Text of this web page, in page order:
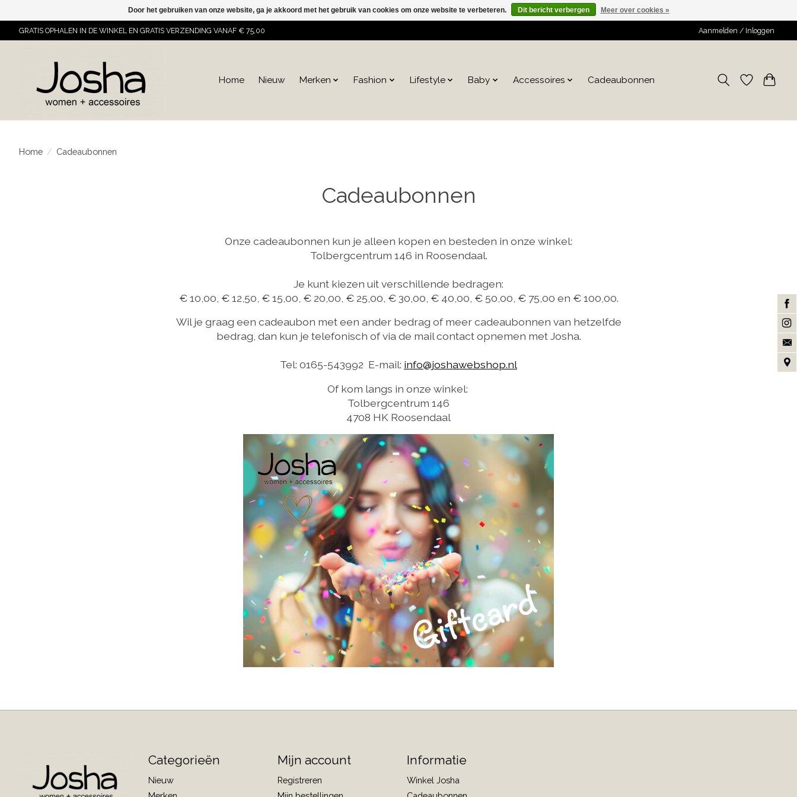
GRATIS OPHALEN IN DE WINKEL EN GRATIS VERZENDING VANAF € 75,00 Aanmelden / Inloggen
Home Nieuw Merken Fashion Lifestyle Baby Accessoires Cadeaubonnen
Home / Cadeaubonnen
Cadeaubonnen
Onze cadeaubonnen kun je alleen kopen en besteden in onze winkel:
Tolbergcentrum 146 in Roosendaal.
Je kunt kiezen uit verschillende bedragen:
€ 10,00, € 12,50, € 15,00, € 20,00, € 25,00, € 30,00, € 40,00, € 50,00, € 75,00 en € 100,00.
Wil je graag een cadeaubon met een ander bedrag of meer cadeaubonnen van hetzelfde
bedrag, dan kun je telefonisch of via de mail contact opnemen met Josha.
Tel: 0165-543992 E-mail: info@joshawebshop.nl
Of kom langs in onze winkel:
Tolbergcentrum 146
4708 HK Roosendaal
Categorieën
Nieuw
Mijn account
Registreren
Informatie
Winkel Josha
Door het gebruiken van onze website, ga je akkoord met het gebruik van cookies om onze website te verbeteren. Dit bericht verbergen Meer over cookies »